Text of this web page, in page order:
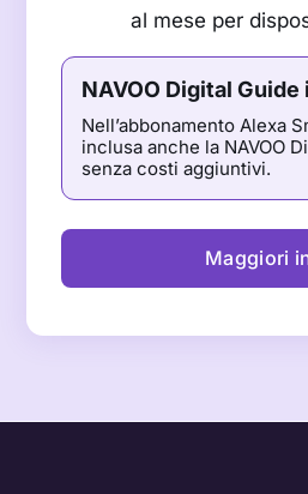
18. Regolare la
19. Gestire il checkout
al mese per
NAVOO Digital Guide
Nell’abbonamento Alexa
inclusa anche la NAVOO
senza costi aggiuntivi.
Maggiori